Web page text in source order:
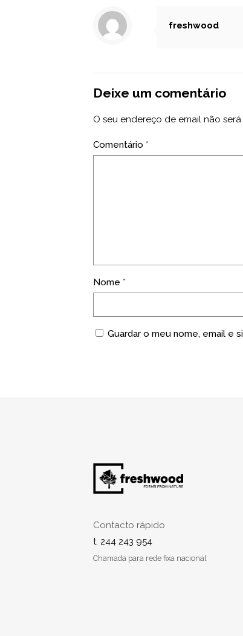
freshwood
Deixe um comentário
O seu endereço de email não
Comentário *
Nome *
Guardar o meu nome, email e
Contacto rápido
t. 244 243 954
Chamada para rede fixa nacional